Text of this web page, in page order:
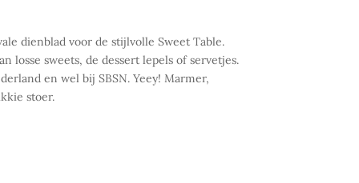
dienblad voor de stijlvolle Sweet Table.
losse sweets, de dessert lepels of servetjes.
en wel bij SBSN. Yeey! Marmer,
stoer.